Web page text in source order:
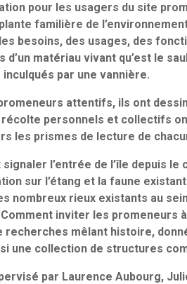
pour les usagers du site
familière de
besoins, des usages, des
d’un matériau vivant qu’est le
par une vannière.
attentifs, ils ont
personnels et collectifs
les prismes de lecture de
signaler l’entrée de l’île depuis
sur l’étang et la faune
nombreux rieux existants au
inviter les promeneurs
recherches mêlant histoire,
une collection de structures
par Laurence Aubourg,